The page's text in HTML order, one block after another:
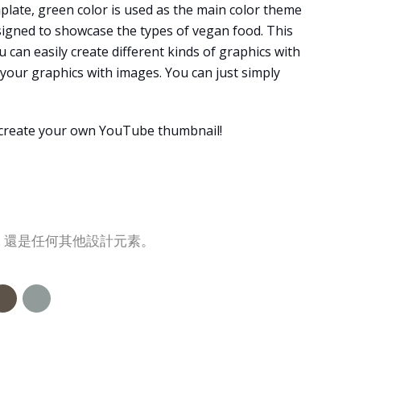
green color is used as the main color theme
to showcase the types of vegan food. This
can easily create different kinds of graphics with
graphics with images. You can just simply
your own YouTube thumbnail!
是任何其他設計元素。